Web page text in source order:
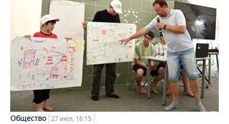
Общество 27 июл, 16:15